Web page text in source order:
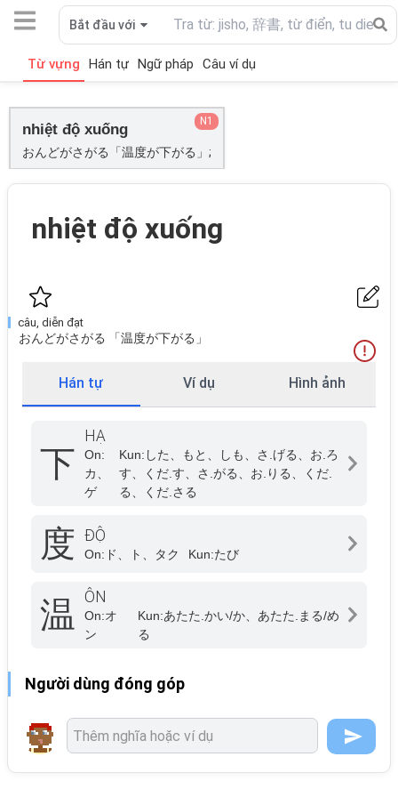
Bắt đầu với
Từ vựng Hán tự Ngữ pháp Câu ví dụ
nhiệt độ xuống
おんどがさがる「温度が下がる」;
N1
nhiệt độ xuống
câu, diễn đạt
おんどがさがる 「温度が下がる」
Hán tự Ví dụ Hình ảnh
下
HẠ
On:
カ、
ゲ
Kun: した、もと、しも、さ.げる、お.ろ
す、くだ.す、さ.がる、お.りる、くだ.
る、くだ.さる
度 ĐỘ
On: ド、ト、タク Kun:たび
温 ÔN
On:オ
ン
Kun:あたた.かい/か、あたた.まる/め
る
Người dùng đóng góp